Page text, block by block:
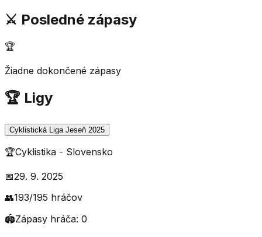
⚔️ Posledné zápasy
🏆
Žiadne dokončené zápasy
🏆 Ligy
Cyklistická Liga Jeseň 2025
🏆Cyklistika - Slovensko
📅29. 9. 2025
👥193/195 hráčov
🏟️Zápasy hráča: 0